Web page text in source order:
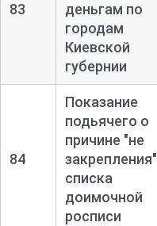
83
деньгам по
городам
Киевской
губернии
84
Показание
подьячего о
причине "не
закрепления"
списка
доимочной
росписи